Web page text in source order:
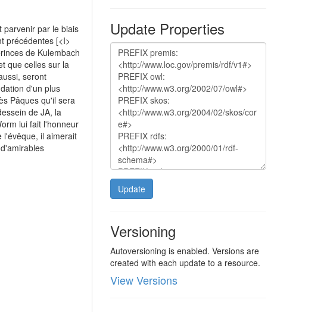
Update Properties
Update
Versioning
Autoversioning is enabled. Versions are
created with each update to a resource.
View Versions
parvenir par le biais
précédentes [<I>
de Kulembach
que celles sur la
seront
d'un plus
Pâques qu'il sera
de JA, la
lui fait l'honneur
l'évêque, il aimerait